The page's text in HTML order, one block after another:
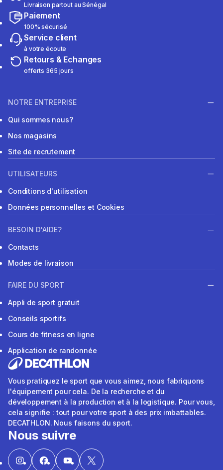
Livraison partout au Sénégal
Paiement
100% sécurisé
Service client
à votre écoute
Retours & Echanges
offerts 365 jours
NOTRE ENTREPRISE
Qui sommes nous?
Nos magasins
Site de recrutement
UTILISATEURS
Conditions d'utilisation
Données personnelles et Cookies
BESOIN D'AIDE?
Contacts
Modes de livraison
FAIRE DU SPORT
Appli de sport gratuit
Conseils sportifs
Cours de fitness en ligne
Application de randonnée
Vous pratiquez le sport que vous aimez, nous fabriquons
l'équipement pour cela. De la recherche et du
développement à la production et à la logistique. Pour vous,
cela signifie : tout pour votre sport à des prix imbattables.
DECATHLON. Nous faisons du sport.
Nous suivre